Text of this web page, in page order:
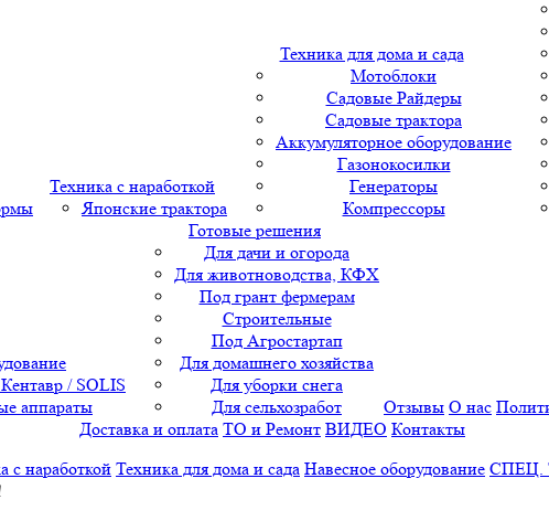
Техника с наработкой
Японские трактора
Техника для дома и сада
Мотоблоки
Садовые Райдеры
Садовые трактора
Аккумуляторное оборудование
Газонокосилки
Генераторы
Компрессоры
/ SOLIS
аппараты
Готовые решения
Для дачи и огорода
Для животноводства, КФХ
Под грант фермерам
Строительные
Под Агростартап
Для домашнего хозяйства
Для уборки снега
Для сельхозработ
Отзывы О нас
Доставка и оплата ТО и Ремонт ВИДЕО Контакты
с наработкой Техника для дома и сада Навесное оборудование СПЕЦ.